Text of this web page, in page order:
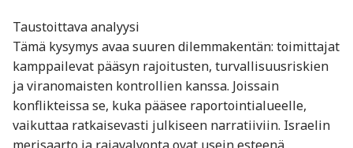
Taustoittava analyysi
Tämä kysymys avaa suuren dilemmakentän: toimittajat
kamppailevat pääsyn rajoitusten, turvallisuusriskien
ja viranomaisten kontrollien kanssa. Joissain
konflikteissa se, kuka pääsee raportointialueelle,
vaikuttaa ratkaisevasti julkiseen narratiiviin. Israelin